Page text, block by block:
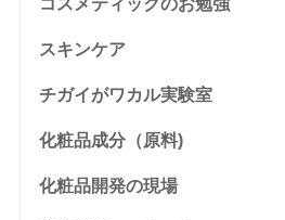
スキンケア
チガイがワカル実験室
化粧品成分（原料)
化粧品開発の現場